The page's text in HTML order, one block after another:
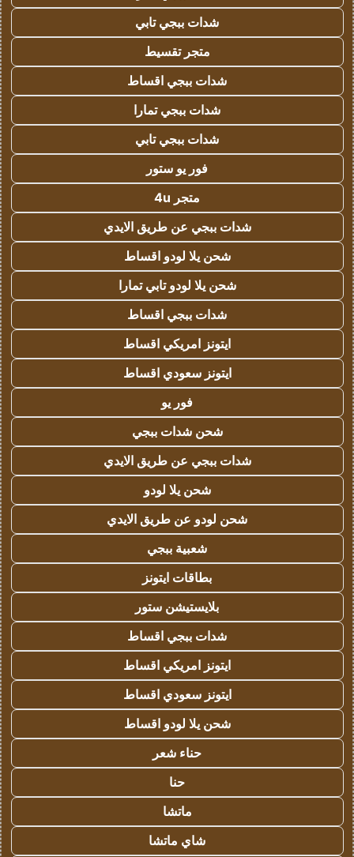
شدات ببجي تابي
متجر تقسيط
شدات ببجي اقساط
شدات ببجي تمارا
شدات ببجي تابي
فور يو ستور
متجر 4u
شدات ببجي عن طريق الايدي
شحن يلا لودو اقساط
شحن يلا لودو تابي تمارا
شدات ببجي اقساط
ايتونز امريكي اقساط
ايتونز سعودي اقساط
فور يو
شحن شدات ببجي
شدات ببجي عن طريق الايدي
شحن يلا لودو
شحن لودو عن طريق الايدي
شعبية ببجي
بطاقات ايتونز
بلايستيشن ستور
شدات ببجي اقساط
ايتونز امريكي اقساط
ايتونز سعودي اقساط
شحن يلا لودو اقساط
حناء شعر
حنا
ماتشا
شاي ماتشا